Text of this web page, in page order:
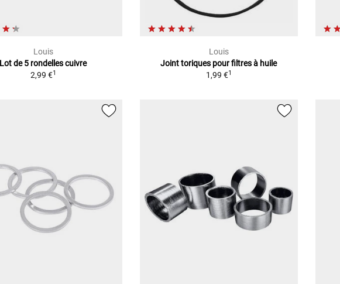
Louis
Lot de 5 rondelles cuivre
2,99 €1
Louis
Joint toriques pour filtres à huile
1,99 €1